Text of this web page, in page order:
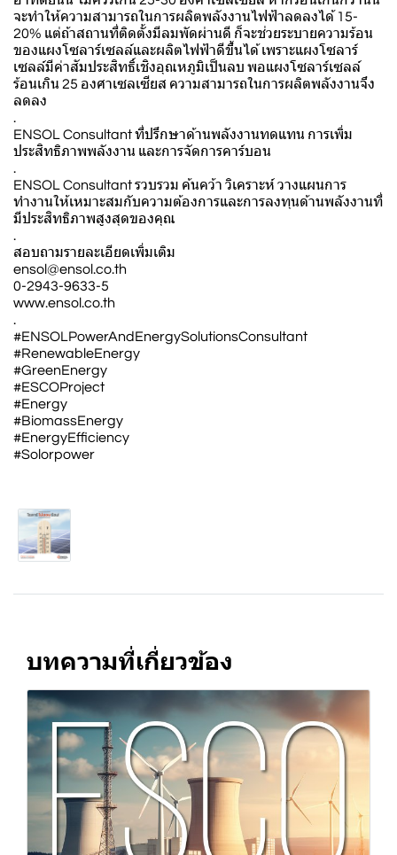
จะทำให้ความสามารถในการผลิตพลังงานไฟฟ้าลดลงได้ 15-
20% แต่ถ้าสถานที่ติดตั้งมีลมพัดผ่านดี ก็จะช่วยระบายความร้อน
ของแผงโซลาร์เซลล์และผลิตไฟฟ้าดีขึ้นได้ เพราะแผงโซลาร์
เซลล์มีค่าสัมประสิทธิ์เชิงอุณหภูมิเป็นลบ พอแผงโซลาร์เซลล์
ร้อนเกิน 25 องศาเซลเซียส ความสามารถในการผลิตพลังงานจึง
ลดลง
.
ENSOL Consultant ที่ปรึกษาด้านพลังงานทดแทน การเพิ่ม
ประสิทธิภาพพลังงาน และการจัดการคาร์บอน
.
ENSOL Consultant รวบรวม ค้นคว้า วิเคราะห์ วางแผนการ
ทำงานให้เหมาะสมกับความต้องการและการลงทุนด้านพลังงานที่
มีประสิทธิภาพสูงสุดของคุณ
.
สอบถามรายละเอียดเพิ่มเติม
ensol@ensol.co.th
0-2943-9633-5
www.ensol.co.th
.
#ENSOLPowerAndEnergySolutionsConsultant
#RenewableEnergy
#GreenEnergy
#ESCOProject
#Energy
#BiomassEnergy
#EnergyEfficiency
#Solorpower
บทความที่เกี่ยวข้อง